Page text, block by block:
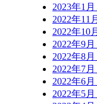
2023年1月
2022年11
2022年10
2022年9月
2022年8月
2022年7月
2022年6月
2022年5月